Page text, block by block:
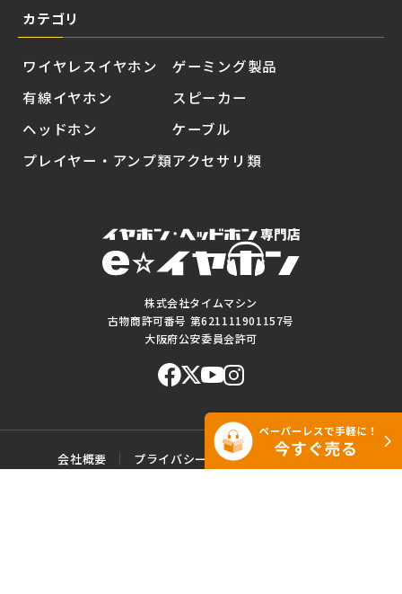
株式会社タイムマシン
古物商許可番号 第621111901157号
大阪府公安委員会許可
カテゴリ
ワイヤレスイヤホン
有線イヤホン
ヘッドホン
プレイヤー・アンプ類
ゲーミング製品
スピーカー
ケーブル
アクセサリ類
会社概要 プライバシーポリシー
ご利用規約